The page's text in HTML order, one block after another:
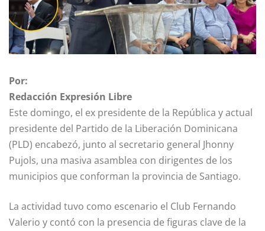
Por:
Redacción Expresión Libre
Este domingo, el ex presidente de la República y actual
presidente del Partido de la Liberación Dominicana
(PLD) encabezó, junto al secretario general Jhonny
Pujols, una masiva asamblea con dirigentes de los
municipios que conforman la provincia de Santiago.
La actividad tuvo como escenario el Club Fernando
Valerio y contó con la presencia de figuras clave de la